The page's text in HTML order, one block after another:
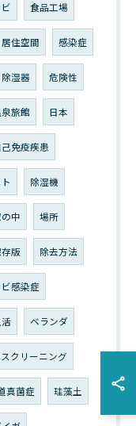
食品工場
居住空間 感染症
除湿器 危険性
旅館 日本
己免疫疾患
除湿機
中 場所
版 除去方法
ビ感染症
ベランダ
クリーニング
真菌症 珪藻土